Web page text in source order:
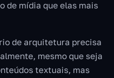
de mídia que elas mais
de arquitetura precisa
mesmo que seja
textuais, mas